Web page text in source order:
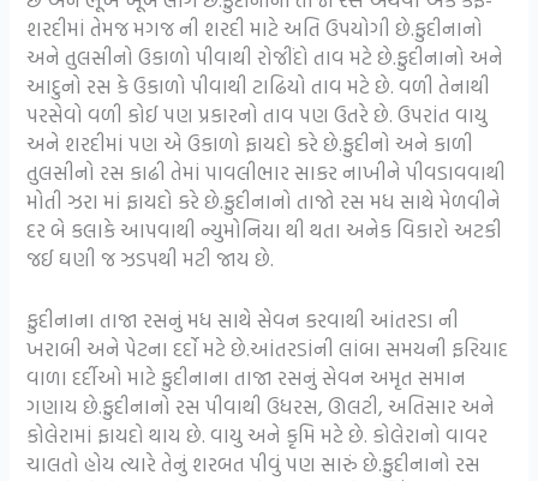
શરદીમાં તેમજ મગજ ની શરદી માટે અતિ ઉપયોગી છે.ફુદીનાનો
અને તુલસીનો ઉકાળો પીવાથી રોજીંદો તાવ મટે છે.ફુદીનાનો અને
આદુનો રસ કે ઉકાળો પીવાથી ટાઢિયો તાવ મટે છે. વળી તેનાથી
પરસેવો વળી કોઈ પણ પ્રકારનો તાવ પણ ઉતરે છે. ઉપરાંત વાયુ
અને શરદીમાં પણ એ ઉકાળો ફાયદો કરે છે.ફુદીનો અને કાળી
તુલસીનો રસ કાઢી તેમાં પાવલીભાર સાકર નાખીને પીવડાવવાથી
મોતી ઝરા માં ફાયદો કરે છે.ફુદીનાનો તાજો રસ મધ સાથે મેળવીને
દર બે કલાકે આપવાથી ન્યુમોનિયા થી થતા અનેક વિકારો અટકી
જઈ ઘણી જ ઝડપથી મટી જાય છે.
ફુદીનાના તાજા રસનું મધ સાથે સેવન કરવાથી આંતરડા ની
ખરાબી અને પેટના દર્દો મટે છે.આંતરડાંની લાંબા સમયની ફરિયાદ
વાળા દર્દીઓ માટે ફુદીનાના તાજા રસનું સેવન અમૃત સમાન
ગણાય છે.ફુદીનાનો રસ પીવાથી ઉધરસ, ઊલટી, અતિસાર અને
કોલેરામાં ફાયદો થાય છે. વાયુ અને કૃમિ મટે છે. કોલેરાનો વાવર
ચાલતો હોય ત્યારે તેનું શરબત પીવું પણ સારું છે.ફુદીનાનો રસ